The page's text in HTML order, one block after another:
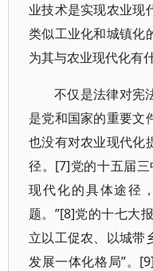
业技术是实现农业现
类似工业化和城镇化
为其与农业现代化有
不仅是法律对宪
是党和国家的重要文
也没有对农业现代化
径。[7]党的十五届
现代化的具体途径
题。”[8]党的十七大
立以工促农、以城带
发展一体化格局”。